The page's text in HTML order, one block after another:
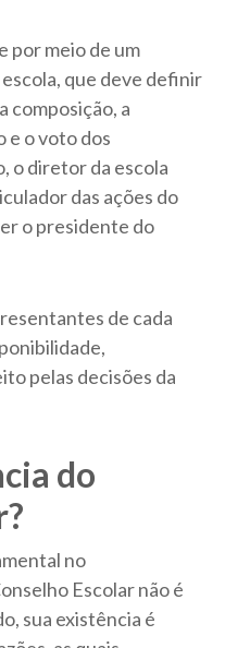
por meio de um
que deve definir
composição, a
e o voto dos
o diretor da escola
das ações do
o presidente do
de cada
pelas decisões da
do
no
Escolar não é
sua existência é